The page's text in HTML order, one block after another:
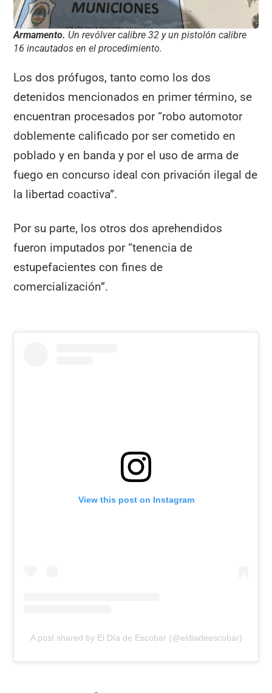
Armamento. Un revólver calibre 32 y un pistolón calibre
16 incautados en el procedimiento.
Los dos prófugos, tanto como los dos
detenidos mencionados en primer término, se
encuentran procesados por “robo automotor
doblemente calificado por ser cometido en
poblado y en banda y por el uso de arma de
fuego en concurso ideal con privación ilegal de
la libertad coactiva”.
Por su parte, los otros dos aprehendidos
fueron imputados por “tenencia de
estupefacientes con fines de
comercialización”.
View this post on Instagram
A post shared by El Día de Escobar (@eldiadeescobar)